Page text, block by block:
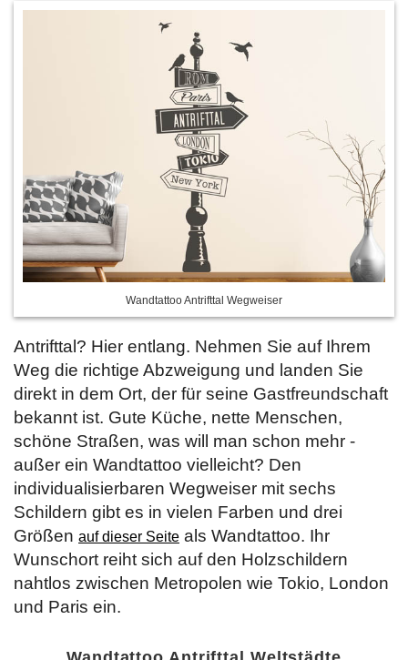
Wandtattoo Antrifttal Wegweiser
Antrifttal? Hier entlang. Nehmen Sie auf Ihrem
Weg die richtige Abzweigung und landen Sie
direkt in dem Ort, der für seine Gastfreundschaft
bekannt ist. Gute Küche, nette Menschen,
schöne Straßen, was will man schon mehr -
außer ein Wandtattoo vielleicht? Den
individualisierbaren Wegweiser mit sechs
Schildern gibt es in vielen Farben und drei
Größen auf dieser Seite als Wandtattoo. Ihr
Wunschort reiht sich auf den Holzschildern
nahtlos zwischen Metropolen wie Tokio, London
und Paris ein.